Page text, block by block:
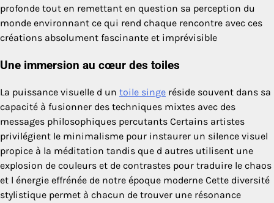
profonde tout en remettant en question sa perception du
monde environnant ce qui rend chaque rencontre avec ces
créations absolument fascinante et imprévisible
Une immersion au cœur des toiles
La puissance visuelle d un toile singe réside souvent dans sa
capacité à fusionner des techniques mixtes avec des
messages philosophiques percutants Certains artistes
privilégient le minimalisme pour instaurer un silence visuel
propice à la méditation tandis que d autres utilisent une
explosion de couleurs et de contrastes pour traduire le chaos
et l énergie effrénée de notre époque moderne Cette diversité
stylistique permet à chacun de trouver une résonance